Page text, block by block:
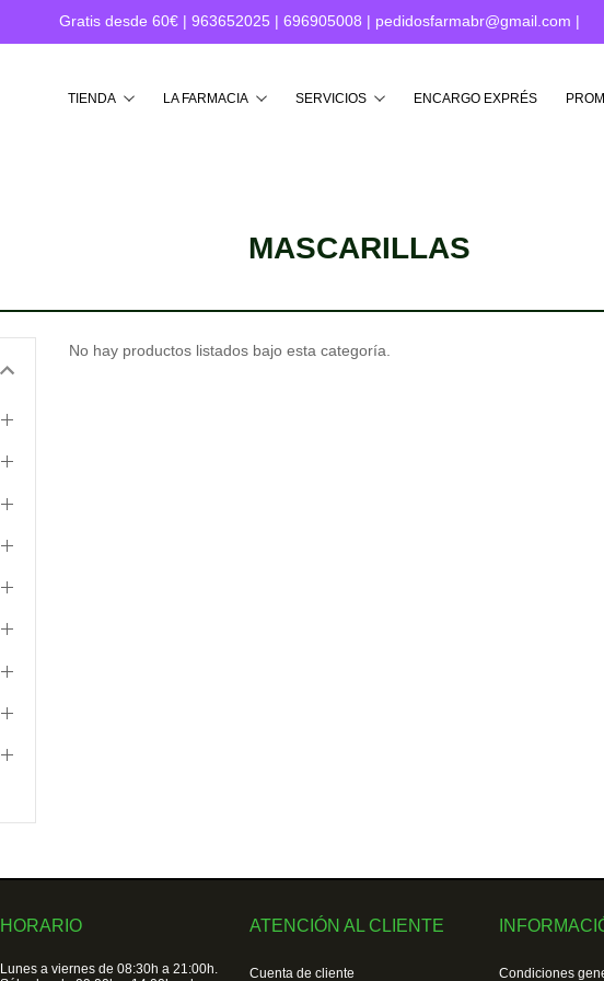
Gratis desde 60€ | 963652025 | 696905008 | pedidosfarmabr@gmail.com |
TIENDA LA FARMACIA SERVICIOS ENCARGO EXPRÉS
MASCARILLAS
No hay productos listados bajo esta categoría.
HORARIO
Lunes a viernes de 08:30h a 21:00h.
ATENCIÓN AL CLIENTE
Cuenta de cliente Condiciones